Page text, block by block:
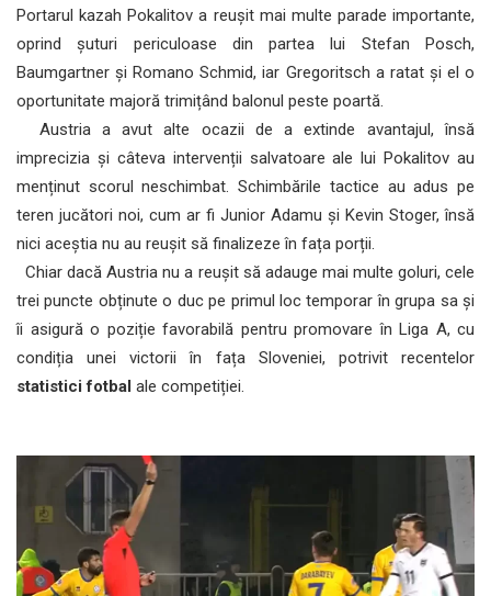
Portarul kazah Pokalitov a reușit mai multe parade importante,
oprind șuturi periculoase din partea lui Stefan Posch,
Baumgartner și Romano Schmid, iar Gregoritsch a ratat și el o
oportunitate majoră trimițând balonul peste poartă.
Austria a avut alte ocazii de a extinde avantajul, însă
imprecizia și câteva intervenții salvatoare ale lui Pokalitov au
menținut scorul neschimbat. Schimbările tactice au adus pe
teren jucători noi, cum ar fi Junior Adamu și Kevin Stoger, însă
nici aceștia nu au reușit să finalizeze în fața porții.
Chiar dacă Austria nu a reușit să adauge mai multe goluri, cele
trei puncte obținute o duc pe primul loc temporar în grupa sa și
îi asigură o poziție favorabilă pentru promovare în Liga A, cu
condiția unei victorii în fața Sloveniei, potrivit recentelor
statistici fotbal ale competiției.